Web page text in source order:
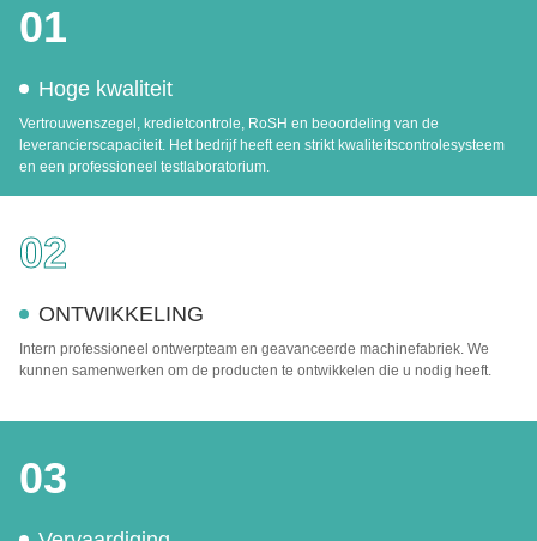
01
Hoge kwaliteit
Vertrouwenszegel, kredietcontrole, RoSH en beoordeling van de
leverancierscapaciteit. Het bedrijf heeft een strikt kwaliteitscontrolesysteem
en een professioneel testlaboratorium.
02
ONTWIKKELING
Intern professioneel ontwerpteam en geavanceerde machinefabriek. We
kunnen samenwerken om de producten te ontwikkelen die u nodig heeft.
03